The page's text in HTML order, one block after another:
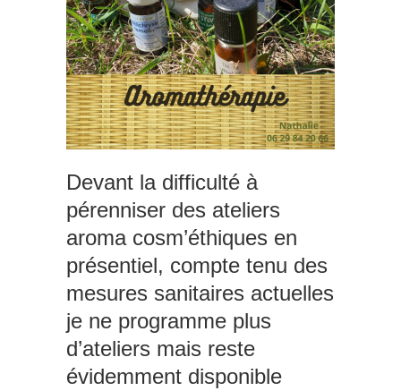
Devant la difficulté à
pérenniser des ateliers
aroma cosm’éthiques en
présentiel, compte tenu des
mesures sanitaires actuelles
je ne programme plus
d’ateliers mais reste
évidemment disponible